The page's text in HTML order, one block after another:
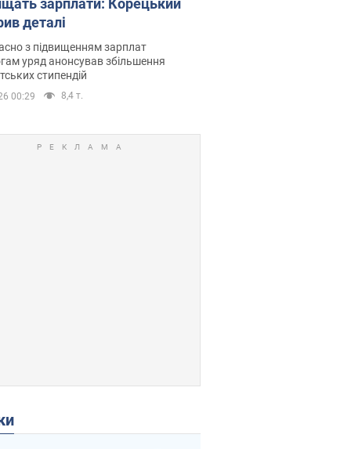
зарплати: Корецький
деталі
з підвищенням зарплат
уряд анонсував збільшення
стипендій
00:29 8,4 т.